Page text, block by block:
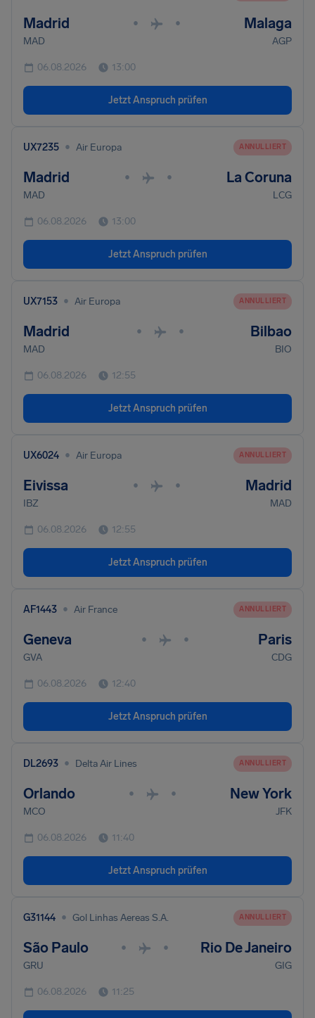
Madrid • • Malaga
MAD AGP
06.08.2026 13:00
Jetzt Anspruch prüfen
UX7235 • Air Europa ANNULLIERT
Madrid • • La Coruna
MAD LCG
06.08.2026 13:00
Jetzt Anspruch prüfen
UX7153 • Air Europa ANNULLIERT
Madrid • • Bilbao
MAD BIO
06.08.2026 12:55
Jetzt Anspruch prüfen
UX6024 • Air Europa ANNULLIERT
Eivissa • • Madrid
IBZ MAD
06.08.2026 12:55
Jetzt Anspruch prüfen
AF1443 • Air France ANNULLIERT
Geneva • • Paris
GVA CDG
06.08.2026 12:40
Jetzt Anspruch prüfen
DL2693 • Delta Air Lines ANNULLIERT
Orlando • • New York
MCO JFK
06.08.2026 11:40
Jetzt Anspruch prüfen
G31144 • Gol Linhas Aereas S.A. ANNULLIERT
São Paulo • • Rio De Janeiro
GRU GIG
06.08.2026 11:25